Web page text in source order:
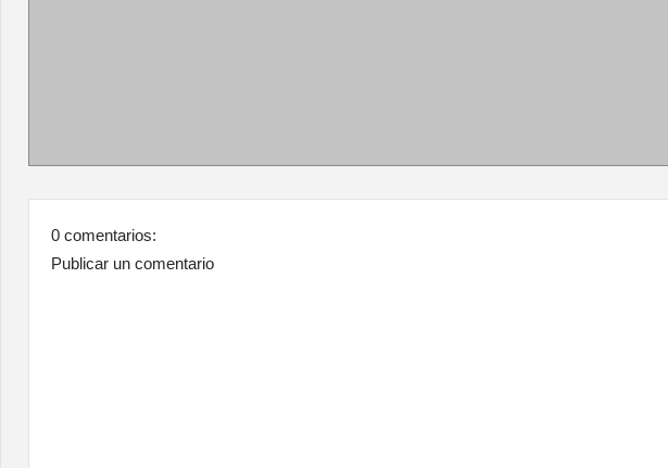
0 comentarios:
Publicar un comentario